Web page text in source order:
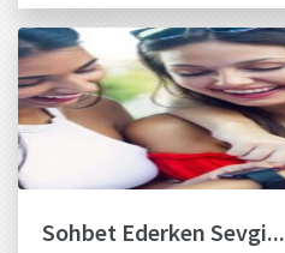
Sohbet Ederken Sevgi...